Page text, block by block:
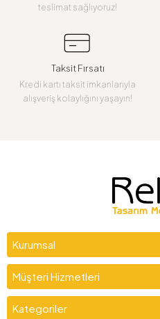
teslimat sağlıyoruz!
Taksit Fırsatı
Kredi kartı taksit imkanlarıyla
alışveriş kolaylığını yaşayın!
Kurumsal
Müşteri Hizmetleri
Kategoriler